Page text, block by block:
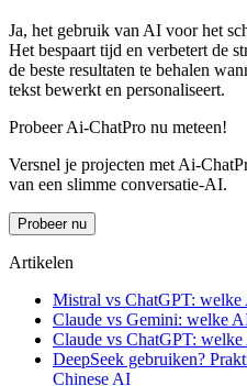
Ja, het gebruik van AI voor het
Het bespaart tijd en verbetert de
de beste resultaten te behalen
tekst bewerkt en personaliseert.
Probeer Ai-ChatPro nu meteen!
Versnel je projecten met Ai-
van een slimme conversatie-AI.
Probeer nu
Artikelen
Mistral vs ChatGPT:
Claude vs Gemini: welke
Claude vs ChatGPT:
DeepSeek gebruiken?
Chinese AI